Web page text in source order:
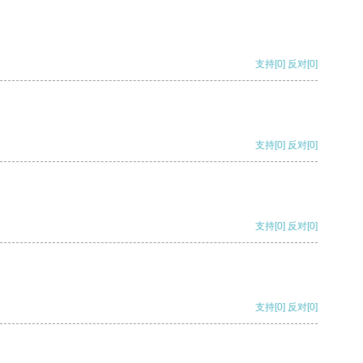
支持[0] 反对[0]
支持[0] 反对[0]
支持[0] 反对[0]
支持[0] 反对[0]